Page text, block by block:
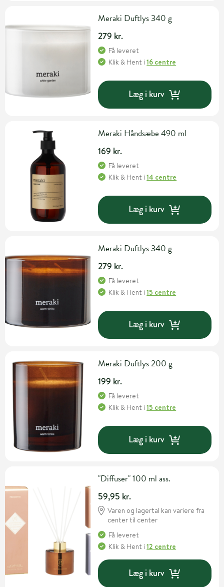
Meraki Duftlys 340 g
279 kr.
Få leveret
Klik & Hent i16 centre
Læg i kurv
Meraki Håndsæbe 490 ml
169 kr.
Få leveret
Klik & Hent i14 centre
Læg i kurv
Meraki Duftlys 340 g
279 kr.
Få leveret
Klik & Hent i15 centre
Læg i kurv
Meraki Duftlys 200 g
199 kr.
Få leveret
Klik & Hent i15 centre
Læg i kurv
"Diffuser" 100 ml ass.
59,95 kr.
Varen og lagertal kan variere fra
center til center
Få leveret
Klik & Hent i12 centre
Læg i kurv